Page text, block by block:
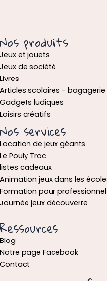
Nos produits
Jeux et jouets
Jeux de société
Livres
Articles scolaires - bagagerie
Gadgets ludiques
Loisirs créatifs
Nos services
Location de jeux géants
Le Pouly Troc
listes cadeaux
Animation jeux dans les
Formation pour
Journée jeux découverte
Ressources
Blog
Notre page Facebook
Contact